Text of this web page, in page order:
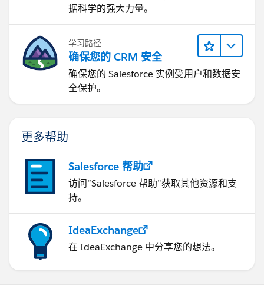
据科学的强大力量。
学习路径
确保您的 CRM 安全
确保您的 Salesforce 实例受用户和数据安
全保护。
更多帮助
Salesforce 帮助
访问“Salesforce 帮助”获取其他资源和支
持。
IdeaExchange
在 IdeaExchange 中分享您的想法。